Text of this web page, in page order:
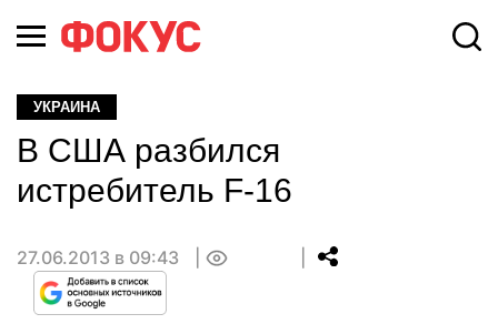
УКРАИНА
В США разбился
истребитель F-16
27.06.2013 в 09:43